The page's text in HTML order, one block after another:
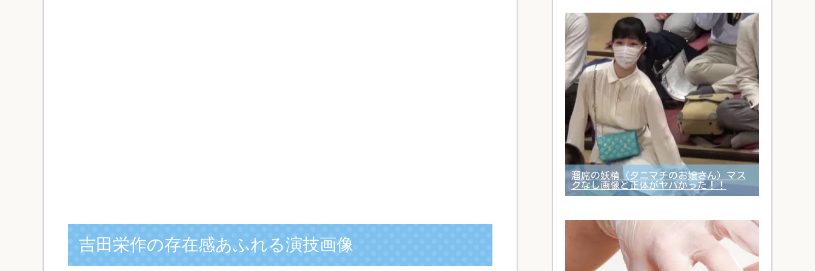
吉田栄作の存在感あふれる演技画像
溜席の妖精（タニマチのお嬢さん）マス
クなし画像と正体がヤバかった！！